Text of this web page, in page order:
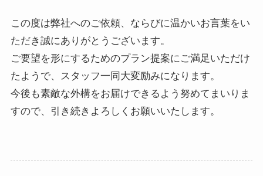
この度は弊社へのご依頼、ならびに温かいお言葉をい
ただき誠にありがとうございます。
ご要望を形にするためのプラン提案にご満足いただけ
たようで、スタッフ一同大変励みになります。
今後も素敵な外構をお届けできるよう努めてまいりま
すので、引き続きよろしくお願いいたします。